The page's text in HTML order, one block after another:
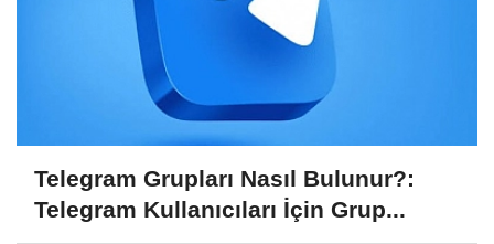
Telegram Grupları Nasıl Bulunur?:
Telegram Kullanıcıları İçin Grup...